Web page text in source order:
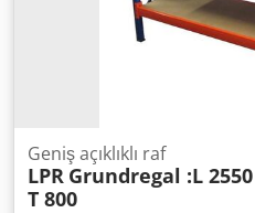
Geniş açıklıklı raf
LPR Grundregal :L
T 800